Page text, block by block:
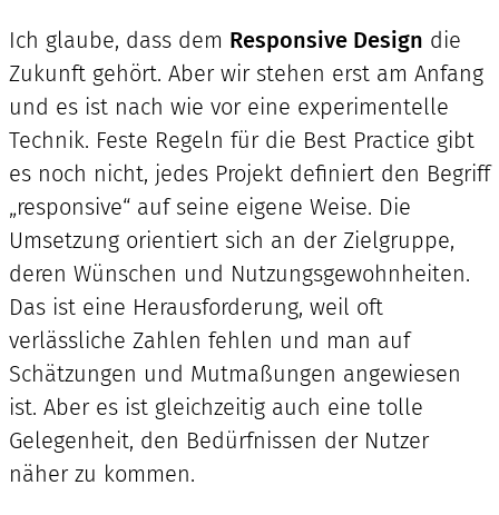
Ich glaube, dass dem Responsive Design die
Zukunft gehört. Aber wir stehen erst am Anfang
und es ist nach wie vor eine experimentelle
Technik. Feste Regeln für die Best Practice gibt
es noch nicht, jedes Projekt definiert den Begriff
„responsive“ auf seine eigene Weise. Die
Umsetzung orientiert sich an der Zielgruppe,
deren Wünschen und Nutzungsgewohnheiten.
Das ist eine Herausforderung, weil oft
verlässliche Zahlen fehlen und man auf
Schätzungen und Mutmaßungen angewiesen
ist. Aber es ist gleichzeitig auch eine tolle
Gelegenheit, den Bedürfnissen der Nutzer
näher zu kommen.